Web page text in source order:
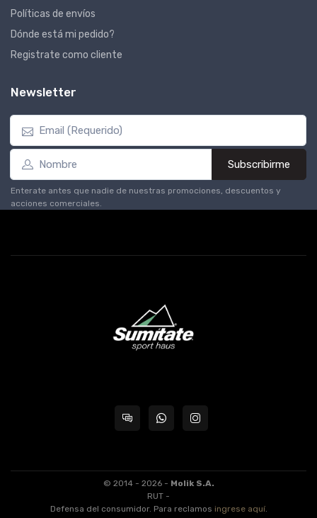
Políticas de envíos
Dónde está mi pedido?
Registrate como cliente
Newsletter
Subscribirme
Enterate antes que nadie de nuestras promociones, descuentos y
acciones comerciales.
© 2014 - 2026 - Molik S.A.
RUT -
Defensa del consumidor. Para reclamos ingrese aquí.